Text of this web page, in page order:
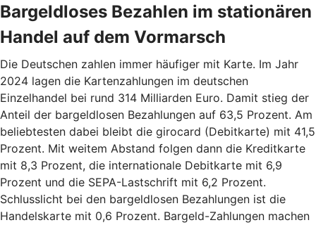
Bargeldloses Bezahlen im stationären
Handel auf dem Vormarsch
Die Deutschen zahlen immer häufiger mit Karte. Im Jahr
2024 lagen die Kartenzahlungen im deutschen
Einzelhandel bei rund 314 Milliarden Euro. Damit stieg der
Anteil der bargeldlosen Bezahlungen auf 63,5 Prozent. Am
beliebtesten dabei bleibt die girocard (Debitkarte) mit 41,5
Prozent. Mit weitem Abstand folgen dann die Kreditkarte
mit 8,3 Prozent, die internationale Debitkarte mit 6,9
Prozent und die SEPA-Lastschrift mit 6,2 Prozent.
Schlusslicht bei den bargeldlosen Bezahlungen ist die
Handelskarte mit 0,6 Prozent. Bargeld-Zahlungen machen